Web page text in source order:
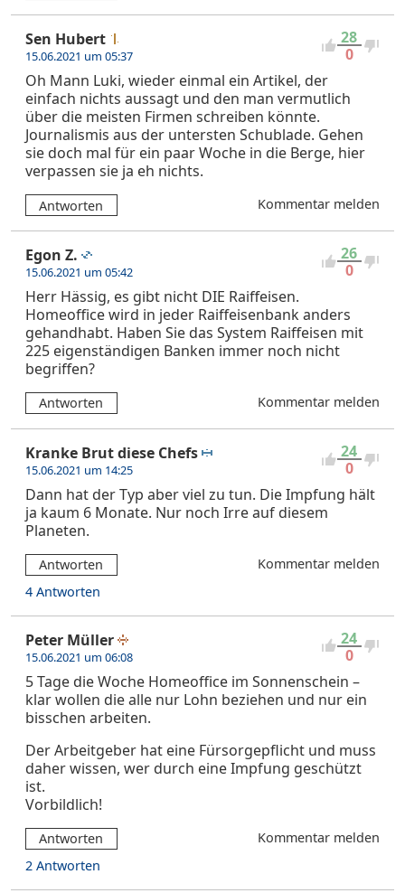
28
0
Sen Hubert
15.06.2021 um 05:37
Oh Mann Luki, wieder einmal ein Artikel, der
einfach nichts aussagt und den man vermutlich
über die meisten Firmen schreiben könnte.
Journalismis aus der untersten Schublade. Gehen
sie doch mal für ein paar Woche in die Berge, hier
verpassen sie ja eh nichts.
Antworten Kommentar melden
26
0
Egon Z.
15.06.2021 um 05:42
Herr Hässig, es gibt nicht DIE Raiffeisen.
Homeoffice wird in jeder Raiffeisenbank anders
gehandhabt. Haben Sie das System Raiffeisen mit
225 eigenständigen Banken immer noch nicht
begriffen?
Antworten Kommentar melden
24
0
Kranke Brut diese Chefs
15.06.2021 um 14:25
Dann hat der Typ aber viel zu tun. Die Impfung hält
ja kaum 6 Monate. Nur noch Irre auf diesem
Planeten.
Antworten
Kommentar melden
4 Antworten
24
0
Peter Müller
15.06.2021 um 06:08
5 Tage die Woche Homeoffice im Sonnenschein –
klar wollen die alle nur Lohn beziehen und nur ein
bisschen arbeiten.
Der Arbeitgeber hat eine Fürsorgepflicht und muss
daher wissen, wer durch eine Impfung geschützt
ist.
Vorbildlich!
Antworten
Kommentar melden
2 Antworten